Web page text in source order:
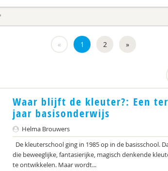
« 1 2 »
Waar blijft de kleuter?: Een
jaar basisonderwijs
Helma Brouwers
De kleuterschool ging in 1985 op in de basisschool.
die beweeglijke, fantasierijke, magisch denkende
te ontwikkelen. Maar wordt...